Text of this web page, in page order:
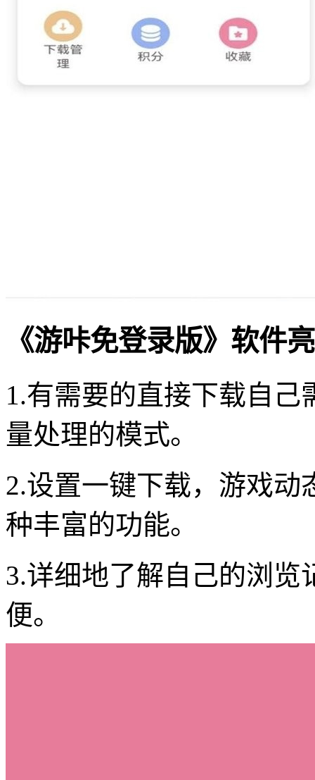
《游咔免登录版》软件
1.有需要的直接下载自
量处理的模式。
2.设置一键下载，游戏
种丰富的功能。
3.详细地了解自己的浏
便。